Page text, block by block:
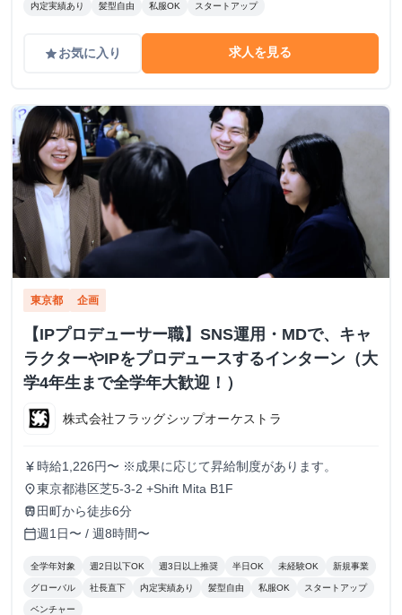
内定実績あり 髪型自由 私服OK スタートアップ
gradeお気に入り 求人を見る
東京都 企画
【IPプロデューサー職】SNS運用・MDで、キャ
ラクターやIPをプロデュースするインターン（大
学4年生まで全学年大歓迎！）
株式会社フラッグシップオーケストラ
currency_yen 時給1,226円〜 ※成果に応じて昇給制度があります。
place東京都港区芝5-3-2 +Shift Mita B1F
train 田町から徒歩6分
calendar_today週1日〜 / 週8時間〜
全学年対象 週2日以下OK 週3日以上推奨 半日OK 未経験OK 新規事業
グローバル 社長直下 内定実績あり 髪型自由 私服OK スタートアップ
ベンチャー